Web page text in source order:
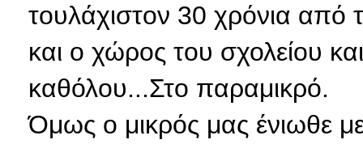
τουλάχιστον 30 χρόνια από
και ο χώρος του σχολείου
καθόλου...Στο παραμικρό.
Όμως ο μικρός μας ένιωθε